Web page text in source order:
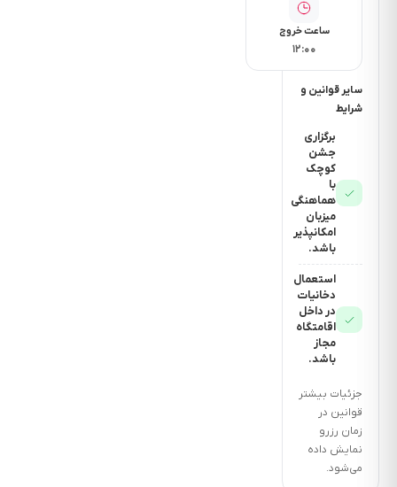
30
دقیقه
فاصله
آهن
1:45
ساعت
ساعت خروج
۱۲:۰۰
سایر قوانین و
شرایط
برگزاری
جشن
کوچک
با
هماهنگی
میزبان
امکانپذیر
باشد.
استعمال
دخانیات
در داخل
اقامتگاه
مجاز
باشد.
جزئیات بیشتر
قوانین در
زمان رزرو
نمایش داده
می‌شود.